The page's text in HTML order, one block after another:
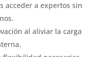
acceder a expertos sin
al aliviar la carga